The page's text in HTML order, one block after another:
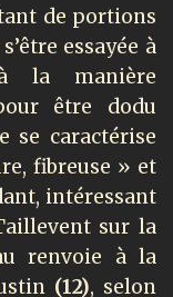
de portions
essayée à
la manière
être dodu
se caractérise
fibreuse » et
intéressant
sur la
renvoie à la
(12), selon